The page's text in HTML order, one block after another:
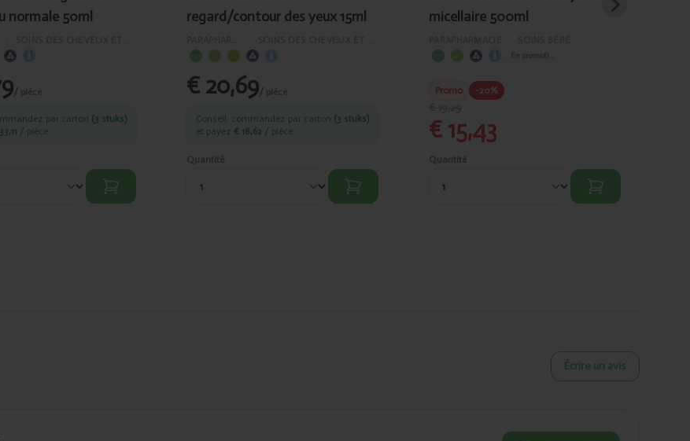
normale 50ml
/ pièce
par carton (3 stuks)
/ pièce
regard/contour des yeux 15ml
€ 20,69/ pièce
Conseil: commandez par carton (3 stuks)
et payez € 18,62 / pièce
Quantité
micellaire 500ml
Promo -20%
€ 15,43
Quantité
Écrire un avis